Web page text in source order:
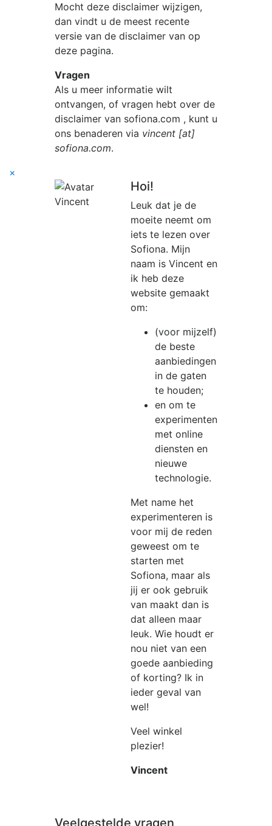
Mocht deze disclaimer wijzigen,
dan vindt u de meest recente
versie van de disclaimer van op
deze pagina.
Vragen
Als u meer informatie wilt
ontvangen, of vragen hebt over de
disclaimer van sofiona.com , kunt u
ons benaderen via vincent [at]
sofiona.com.
×
Hoi!
Leuk dat je de
moeite neemt om
iets te lezen over
Sofiona. Mijn
naam is Vincent en
ik heb deze
website gemaakt
om:
(voor mijzelf)
de beste
aanbiedingen
in de gaten
te houden;
en om te
experimenten
met online
diensten en
nieuwe
technologie.
Met name het
experimenteren is
voor mij de reden
geweest om te
starten met
Sofiona, maar als
jij er ook gebruik
van maakt dan is
dat alleen maar
leuk. Wie houdt er
nou niet van een
goede aanbieding
of korting? Ik in
ieder geval van
wel!
Veel winkel
plezier!
Vincent
Veelgestelde vragen